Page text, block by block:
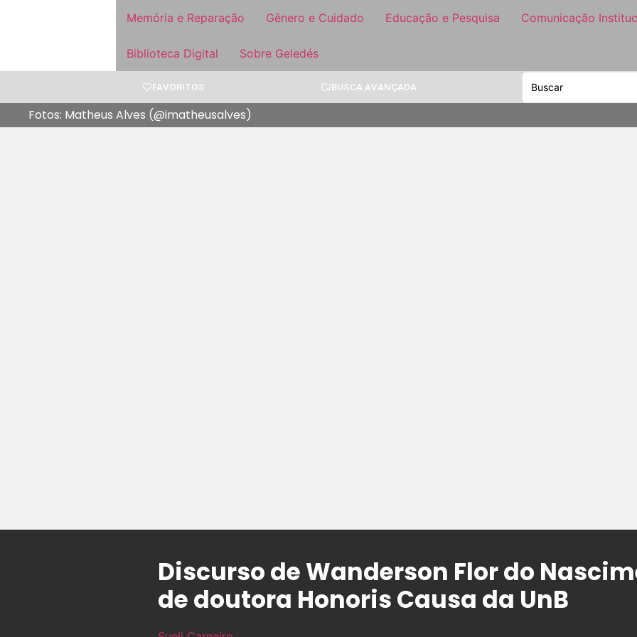
Memória e Reparação Gênero e Cuidado Educação e Pesquisa Comunicação
Biblioteca Digital Sobre Geledés
FAVORITOS BUSCA AVANÇADA
Fotos: Matheus Alves (@imatheusalves)
Discurso de Wanderson Flor do
de doutora Honoris Causa da UnB